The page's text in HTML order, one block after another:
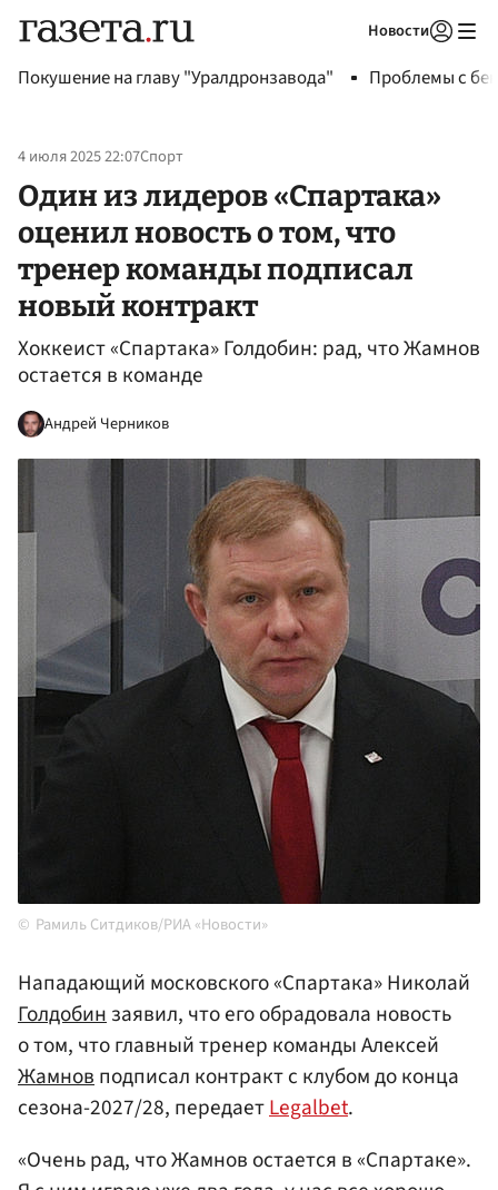
Новости
Покушение на главу "Уралдронзавода" Проблемы с
4 июля 2025 22:07Спорт
Один из лидеров «Спартака»
оценил новость о том, что
тренер команды подписал
новый контракт
Хоккеист «Спартака» Голдобин: рад, что Жамнов
остается в команде
Андрей Черников
Рамиль Ситдиков/РИА «Новости»
Нападающий московского «Спартака» Николай
Голдобинзаявил, что его обрадовала новость
о том, что главный тренер команды Алексей
Жамновподписал контракт с клубом до конца
сезона-2027/28, передаетLegalbet.
«Очень рад, что Жамнов остается в «Спартаке».